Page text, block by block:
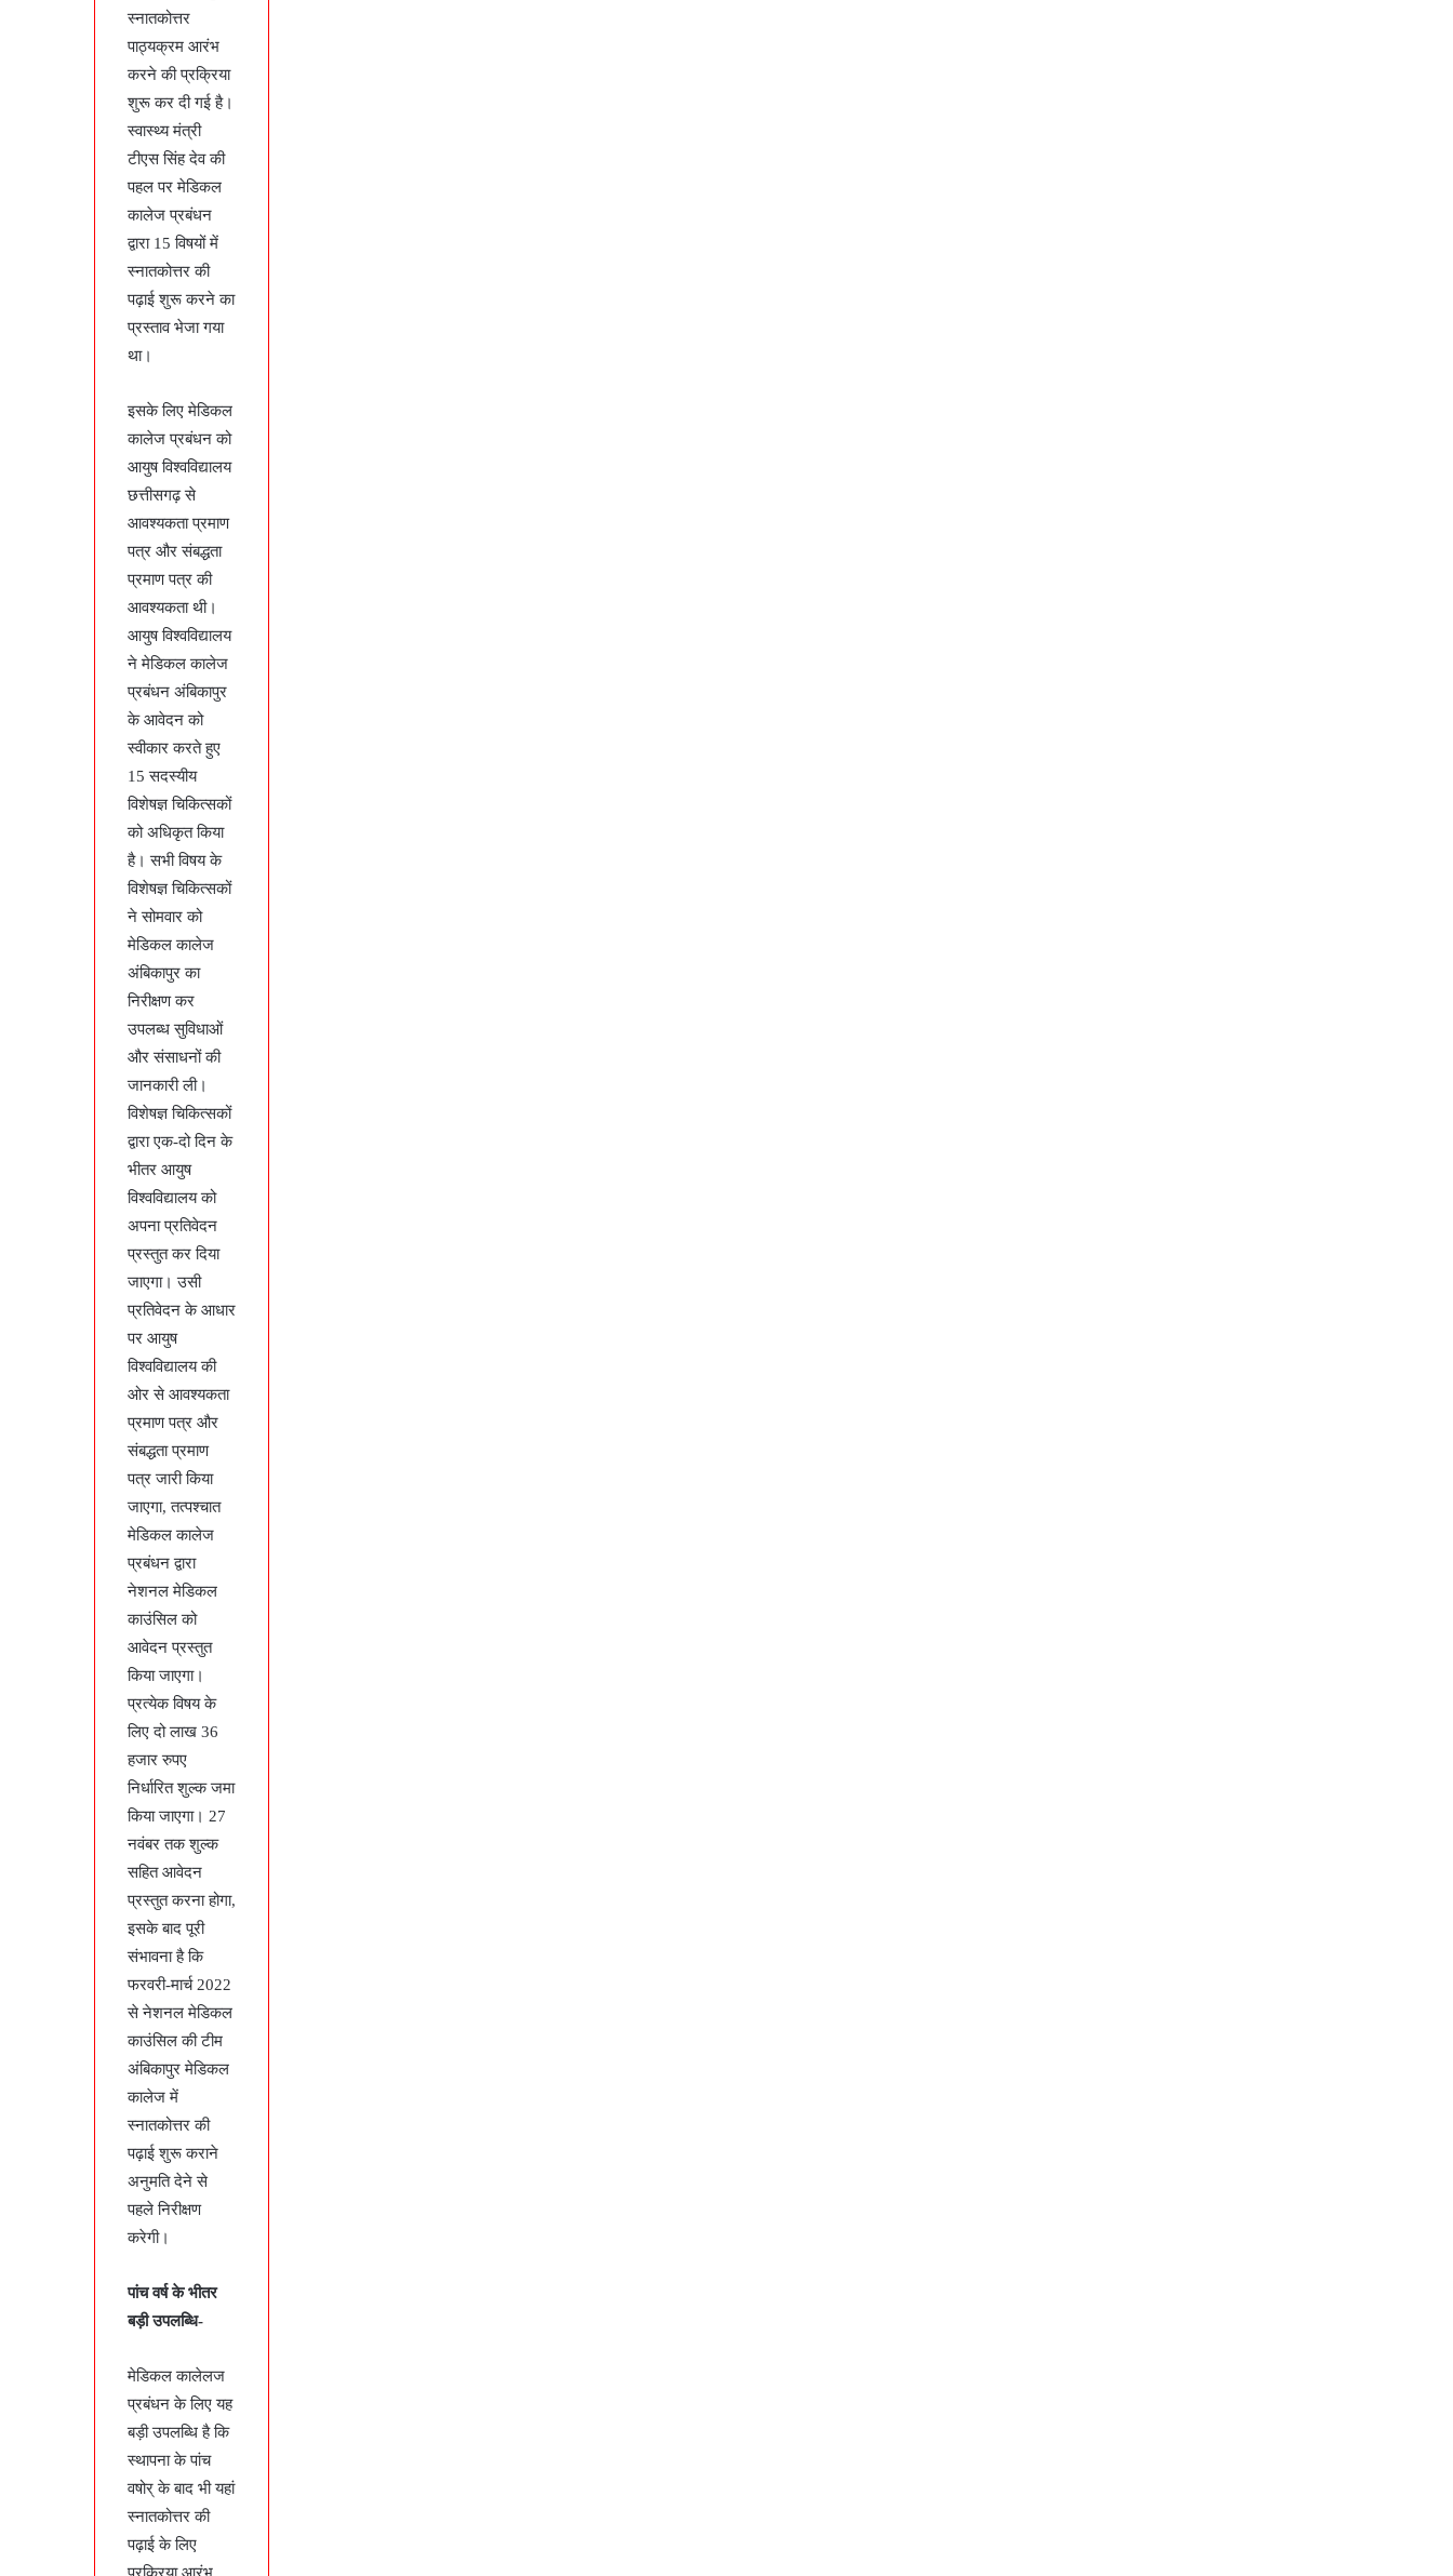
स्नातकोत्तर
पाठ्यक्रम आरंभ
करने की प्रक्रिया
शुरू कर दी गई है।
स्वास्थ्य मंत्री
टीएस सिंह देव की
पहल पर मेडिकल
कालेज प्रबंधन
द्वारा 15 विषयों में
स्नातकोत्तर की
पढ़ाई शुरू करने का
प्रस्ताव भेजा गया
था।
इसके लिए मेडिकल
कालेज प्रबंधन को
आयुष विश्वविद्यालय
छत्तीसगढ़ से
आवश्यकता प्रमाण
पत्र और संबद्धता
प्रमाण पत्र की
आवश्यकता थी।
आयुष विश्वविद्यालय
ने मेडिकल कालेज
प्रबंधन अंबिकापुर
के आवेदन को
स्वीकार करते हुए
15 सदस्यीय
विशेषज्ञ चिकित्सकों
को अधिकृत किया
है। सभी विषय के
विशेषज्ञ चिकित्सकों
ने सोमवार को
मेडिकल कालेज
अंबिकापुर का
निरीक्षण कर
उपलब्ध सुविधाओं
और संसाधनों की
जानकारी ली।
विशेषज्ञ चिकित्सकों
द्वारा एक-दो दिन के
भीतर आयुष
विश्वविद्यालय को
अपना प्रतिवेदन
प्रस्तुत कर दिया
जाएगा। उसी
प्रतिवेदन के आधार
पर आयुष
विश्वविद्यालय की
ओर से आवश्यकता
प्रमाण पत्र और
संबद्धता प्रमाण
पत्र जारी किया
जाएगा, तत्पश्चात
मेडिकल कालेज
प्रबंधन द्वारा
नेशनल मेडिकल
काउंसिल को
आवेदन प्रस्तुत
किया जाएगा।
प्रत्येक विषय के
लिए दो लाख 36
हजार रुपए
निर्धारित शुल्क जमा
किया जाएगा। 27
नवंबर तक शुल्क
सहित आवेदन
प्रस्तुत करना होगा,
इसके बाद पूरी
संभावना है कि
फरवरी-मार्च 2022
से नेशनल मेडिकल
काउंसिल की टीम
अंबिकापुर मेडिकल
कालेज में
स्नातकोत्तर की
पढ़ाई शुरू कराने
अनुमति देने से
पहले निरीक्षण
करेगी।
पांच वर्ष के भीतर
बड़ी उपलब्धि-
मेडिकल कालेलज
प्रबंधन के लिए यह
बड़ी उपलब्धि है कि
स्थापना के पांच
वषोर् के बाद भी यहां
स्नातकोत्तर की
पढ़ाई के लिए
प्रक्रिया आरंभ